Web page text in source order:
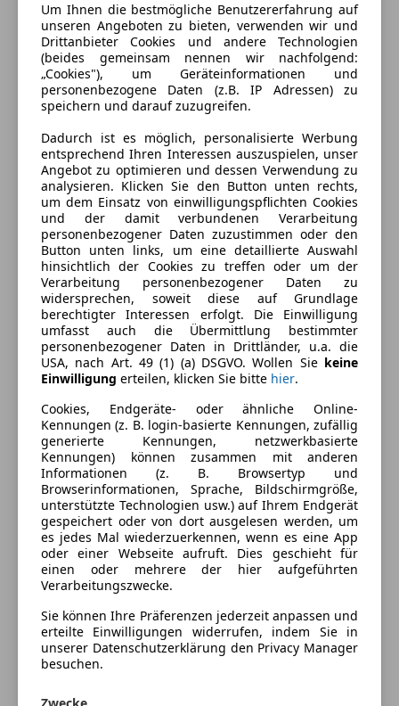
Energieverbrauch
Anderer Energieträger Strom
Ausstattung
Komfort
4-Zonen-Klimaautomatik
Armlehne
Beheizbares Lenkrad
Berganfahrassistent
Einparkhilfe
Einparkhilfe Rückfahrkamera
Einparkhilfe selbstlenkendes System
Einparkhilfe Sensoren hinten
Einparkhilfe Sensoren vorne
Elektrische Fensterheber
Elektrische Heckklappe
Elektrische Seitenspiegel
Elektrische Sitze
Getönte Scheiben
Mehr anzeigen
Farbe und Innenausstattung
Außenfarbe
Schwarz
Lackierung
Andere
Innenausstattung
Vollleder
Fahrzeugbeschreibung
Zum Verkauf steht ein Perfekter BMW X7 M60i aus
erster Hand.
6 sitzer - Kristallscheinwerfer - Iconic Glow - AHK -
Um Ihnen die bestmögliche Benutzererfahrung auf
unseren Angeboten zu bieten, verwenden wir und
Drittanbieter Cookies und andere Technologien
(beides gemeinsam nennen wir nachfolgend:
„Cookies"), um Geräteinformationen und
personenbezogene Daten (z.B. IP Adressen) zu
speichern und darauf zuzugreifen.
Dadurch ist es möglich, personalisierte Werbung
entsprechend Ihren Interessen auszuspielen, unser
Angebot zu optimieren und dessen Verwendung zu
analysieren. Klicken Sie den Button unten rechts,
um dem Einsatz von einwilligungspflichten Cookies
und der damit verbundenen Verarbeitung
personenbezogener Daten zuzustimmen oder den
Button unten links, um eine detaillierte Auswahl
hinsichtlich der Cookies zu treffen oder um der
Verarbeitung personenbezogener Daten zu
widersprechen, soweit diese auf Grundlage
berechtigter Interessen erfolgt. Die Einwilligung
umfasst auch die Übermittlung bestimmter
personenbezogener Daten in Drittländer, u.a. die
USA, nach Art. 49 (1) (a) DSGVO. Wollen Sie keine
Einwilligung erteilen, klicken Sie bitte hier.
Cookies, Endgeräte- oder ähnliche Online-
Kennungen (z. B. login-basierte Kennungen, zufällig
generierte Kennungen, netzwerkbasierte
Kennungen) können zusammen mit anderen
Informationen (z. B. Browsertyp und
Browserinformationen, Sprache, Bildschirmgröße,
unterstützte Technologien usw.) auf Ihrem Endgerät
gespeichert oder von dort ausgelesen werden, um
es jedes Mal wiederzuerkennen, wenn es eine App
oder einer Webseite aufruft. Dies geschieht für
einen oder mehrere der hier aufgeführten
Verarbeitungszwecke.
Sie können Ihre Präferenzen jederzeit anpassen und
erteilte Einwilligungen widerrufen, indem Sie in
unserer Datenschutzerklärung den Privacy Manager
besuchen.